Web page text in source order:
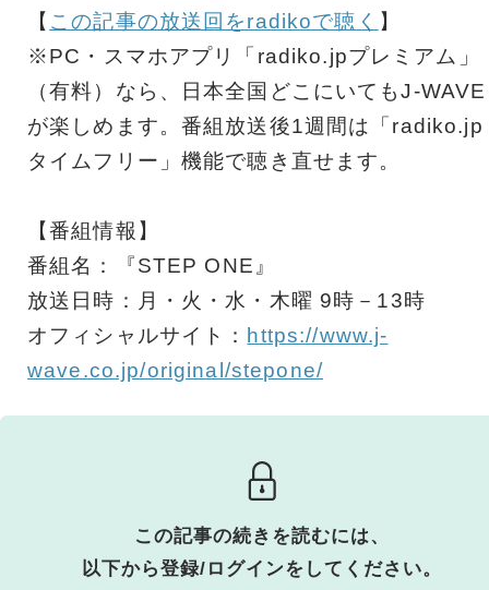
【 この記事の放送回をradikoで聴く 】
※PC・スマホアプリ「radiko.jpプレミアム」
（有料）なら、日本全国どこにいてもJ-WAVE
が楽しめます。番組放送後1週間は「radiko.jp
タイムフリー」機能で聴き直せます。
【番組情報】
番組名：『STEP ONE』
放送日時：月・火・水・木曜 9時－13時
オフィシャルサイト： https://www.j-
wave.co.jp/original/stepone/
この記事の続きを読むには、
以下から登録/ログインをしてください。